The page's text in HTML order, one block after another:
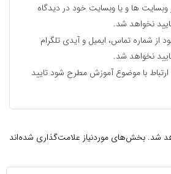
ها و یا وبسایت خود در دیدگاه
نخواهد شد.
تماس، ایمیل و آیدی تلگرام
نخواهد شد.
با موضوع آموزش مطرح شود تایید
بخش‌های موردنیاز علامت‌گذاری شده‌اند